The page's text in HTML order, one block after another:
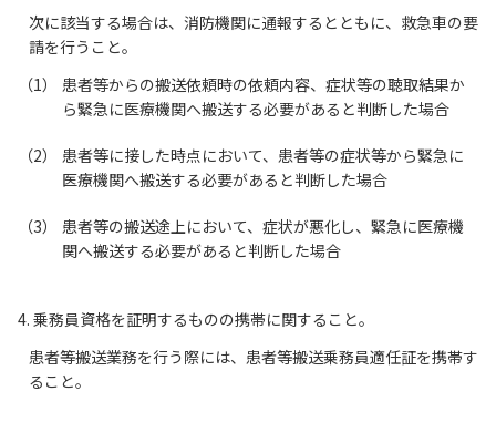
次に該当する場合は、消防機関に通報するとともに、救急車の要
請を行うこと。
患者等からの搬送依頼時の依頼内容、症状等の聴取結果か
ら緊急に医療機関へ搬送する必要があると判断した場合
患者等に接した時点において、患者等の症状等から緊急に
医療機関へ搬送する必要があると判断した場合
患者等の搬送途上において、症状が悪化し、緊急に医療機
関へ搬送する必要があると判断した場合
4. 乗務員資格を証明するものの携帯に関すること。
患者等搬送業務を行う際には、患者等搬送乗務員適任証を携帯す
ること。